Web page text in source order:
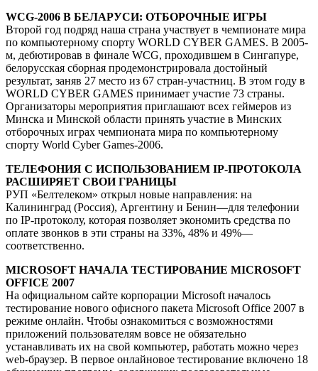
WCG-2006 В БЕЛАРУСИ: ОТБОРОЧНЫЕ ИГРЫ
Второй год подряд наша страна участвует в чемпионате мира
по компьютерному спорту WORLD CYBER GAMES. В 2005-
м, дебютировав в финале WCG, проходившем в Сингапуре,
белорусская сборная продемонстрировала достойный
результат, заняв 27 место из 67 стран-участниц. В этом году в
WORLD CYBER GAMES принимает участие 73 страны.
Организаторы мероприятия приглашают всех геймеров из
Минска и Минской области принять участие в Минских
отборочных играх чемпионата мира по компьютерному
спорту World Cyber Games-2006.
ТЕЛЕФОНИЯ С ИСПОЛЬЗОВАНИЕМ IP-ПРОТОКОЛА
РАСШИРЯЕТ СВОИ ГРАНИЦЫ
РУП «Белтелеком» открыл новые направления: на
Калининград (Россия), Аргентину и Бенин—для телефонии
по IP-протоколу, которая позволяет экономить средства по
оплате звонков в эти страны на 33%, 48% и 49%—
соответственно.
MICROSOFT НАЧАЛА ТЕСТИРОВАНИЕ MICROSOFT
OFFICE 2007
На официальном сайте корпорации Microsoft началось
тестирование нового офисного пакета Microsoft Office 2007 в
режиме онлайн. Чтобы ознакомиться с возможностями
приложений пользователям вовсе не обязательно
устанавливать их на свой компьютер, работать можно через
web-браузер. В первое онлайновое тестирование включено 18